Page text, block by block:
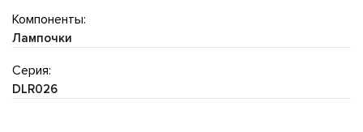
Компоненты:
Лампочки
Серия:
DLR026